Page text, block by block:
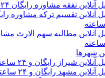
نفقه مشاوره رایگان ۲۴ساعته
تقسیم ترکه مشاوره رایگان
مطالبه سهم الارث مشاوره
شیراز رایگان و ۲۴ ساعته
مشهد رایگان و ۲۴ ساعته